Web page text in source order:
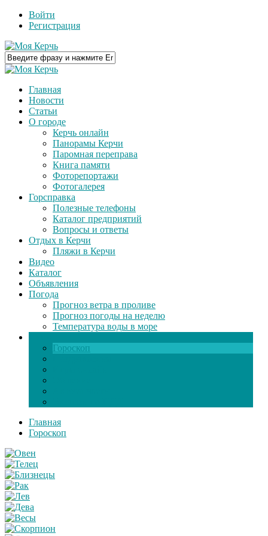
Войти
Регистрация
Главная
Новости
Статьи
О городе
Керчь онлайн
Панорамы Керчи
Паромная переправа
Книга памяти
Фоторепортажи
Фотогалерея
Горсправка
Полезные телефоны
Каталог предприятий
Вопросы и ответы
Отдых в Керчи
Пляжи в Керчи
Видео
Каталог
Объявления
Погода
Прогноз ветра в проливе
Прогноз погоды на неделю
Температура воды в море
Гороскоп
Главная
Гороскоп